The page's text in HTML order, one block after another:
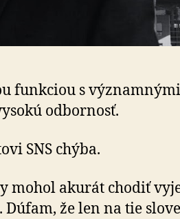
funkciou s
odbornosť.
SNS chýba.
mohol akurát chodiť
že len na tie